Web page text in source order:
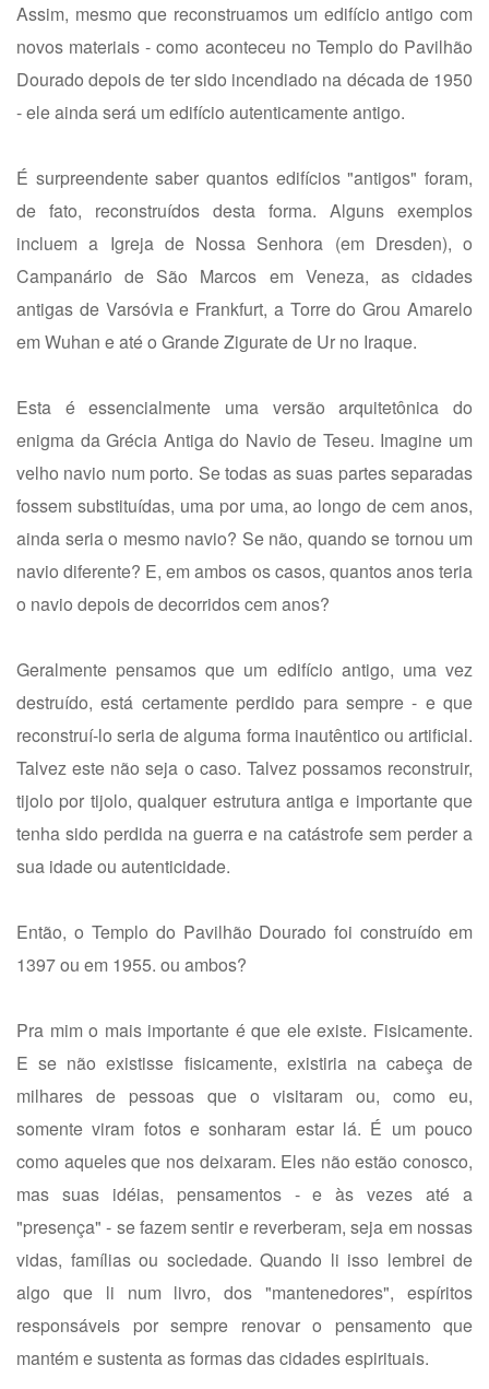
Assim, mesmo que reconstruamos um edifício antigo com
novos materiais - como aconteceu no Templo do Pavilhão
Dourado depois de ter sido incendiado na década de 1950
- ele ainda será um edifício autenticamente antigo.
É surpreendente saber quantos edifícios "antigos" foram,
de fato, reconstruídos desta forma. Alguns exemplos
incluem a Igreja de Nossa Senhora (em Dresden), o
Campanário de São Marcos em Veneza, as cidades
antigas de Varsóvia e Frankfurt, a Torre do Grou Amarelo
em Wuhan e até o Grande Zigurate de Ur no Iraque.
Esta é essencialmente uma versão arquitetônica do
enigma da Grécia Antiga do Navio de Teseu. Imagine um
velho navio num porto. Se todas as suas partes separadas
fossem substituídas, uma por uma, ao longo de cem anos,
ainda seria o mesmo navio? Se não, quando se tornou um
navio diferente? E, em ambos os casos, quantos anos teria
o navio depois de decorridos cem anos?
Geralmente pensamos que um edifício antigo, uma vez
destruído, está certamente perdido para sempre - e que
reconstruí-lo seria de alguma forma inautêntico ou artificial.
Talvez este não seja o caso. Talvez possamos reconstruir,
tijolo por tijolo, qualquer estrutura antiga e importante que
tenha sido perdida na guerra e na catástrofe sem perder a
sua idade ou autenticidade.
Então, o Templo do Pavilhão Dourado foi construído em
1397 ou em 1955. ou ambos?
Pra mim o mais importante é que ele existe. Fisicamente.
E se não existisse fisicamente, existiria na cabeça de
milhares de pessoas que o visitaram ou, como eu,
somente viram fotos e sonharam estar lá. É um pouco
como aqueles que nos deixaram. Eles não estão conosco,
mas suas idéias, pensamentos - e às vezes até a
"presença" - se fazem sentir e reverberam, seja em nossas
vidas, famílias ou sociedade. Quando li isso lembrei de
algo que li num livro, dos "mantenedores", espíritos
responsáveis por sempre renovar o pensamento que
mantém e sustenta as formas das cidades espirituais.